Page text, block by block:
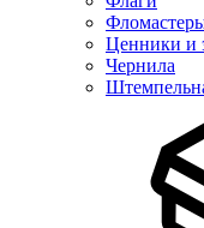
Ценники и
Чернила